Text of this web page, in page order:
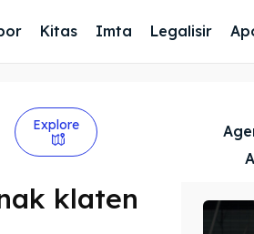
Kitas Imta Legalisir
Explore
klaten